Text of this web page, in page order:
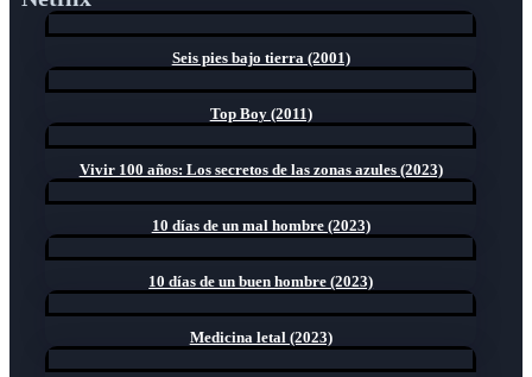
Seis pies bajo tierra (2001)
Top Boy (2011)
Vivir 100 años: Los secretos de las zonas azules (2023)
10 días de un mal hombre (2023)
10 días de un buen hombre (2023)
Medicina letal (2023)